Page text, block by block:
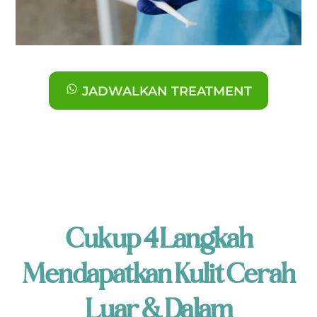
JADWALKAN TREATMENT
Cukup 4 Langkah
Mendapatkan Kulit Cerah
Luar & Dalam